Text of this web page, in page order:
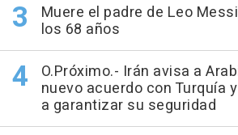
Muere el padre de Leo
los 68 años
O.Próximo.- Irán avisa a
nuevo acuerdo con Turquía
a garantizar su seguridad